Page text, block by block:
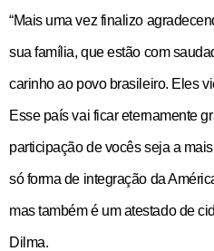
“Mais uma vez finalizo
sua família, que estão com
carinho ao povo brasileiro. Eles
Esse país vai ficar eternamente
participação de vocês seja a
só forma de integração da
mas também é um atestado de
Dilma.